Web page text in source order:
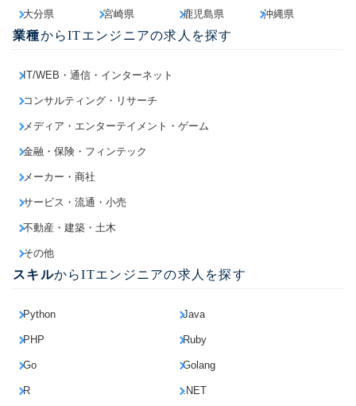
大分県 宮崎県 鹿児島県 沖縄県
業種からITエンジニアの求人を探す
IT/WEB・通信・インターネット
コンサルティング・リサーチ
メディア・エンターテイメント・ゲーム
金融・保険・フィンテック
メーカー・商社
サービス・流通・小売
不動産・建築・土木
その他
スキルからITエンジニアの求人を探す
Python Java
PHP Ruby
Go Golang
R .NET